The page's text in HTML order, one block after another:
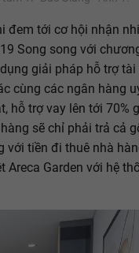
đem tới cơ hội nhận
Song song với
giải pháp hỗ trợ tài
cùng các ngân hàng
hỗ trợ vay lên tới 70%
sẽ chỉ phải trả cả
với tiền đi thuê nhà
Garden với hệ